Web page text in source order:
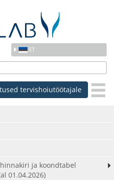
ET
tervishoiutöötajale
hinnakiri ja koondtabel
01.04.2026)